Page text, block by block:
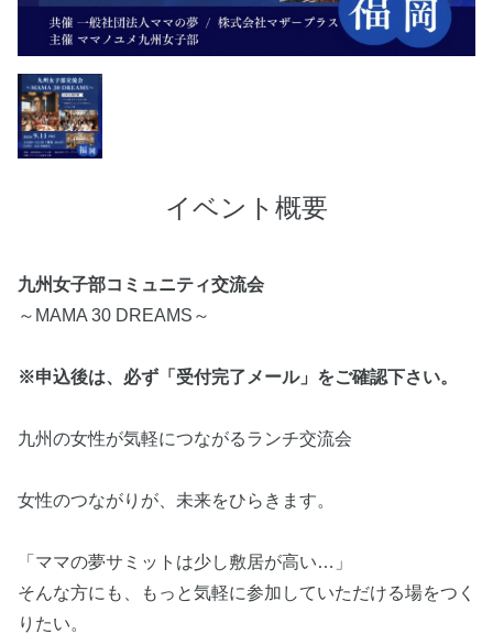
イベント概要
九州女子部コミュニティ交流会
～MAMA 30 DREAMS～
※申込後は、必ず「受付完了メール」をご確認下さい。
九州の女性が気軽につながるランチ交流会
女性のつながりが、未来をひらきます。
「ママの夢サミットは少し敷居が高い…」
そんな方にも、もっと気軽に参加していただける場をつく
りたい。